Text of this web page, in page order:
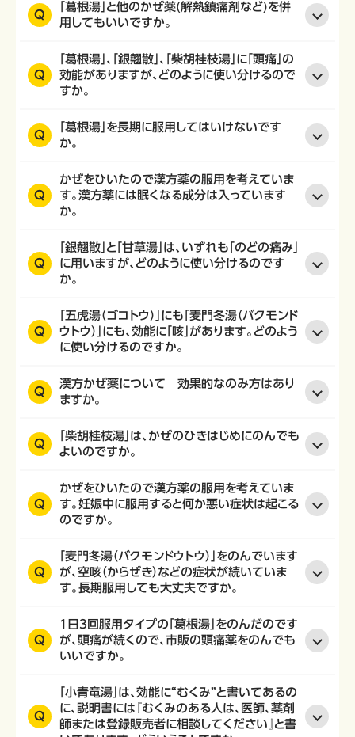
Q
「葛根湯」と他のかぜ薬(解熱鎮痛剤など)を併
用してもいいですか。
Q
「葛根湯」、「銀翹散」、「柴胡桂枝湯」に「頭痛」の
効能がありますが、どのように使い分けるので
すか。
Q
「葛根湯」を長期に服用してはいけないです
か。
Q
かぜをひいたので漢方薬の服用を考えていま
す。漢方薬には眠くなる成分は入っています
か。
Q
「銀翹散」と「甘草湯」は、いずれも「のどの痛み」
に用いますが、どのように使い分けるのです
か。
Q
「五虎湯（ゴコトウ）」にも「麦門冬湯（バクモンド
ウトウ）」にも、効能に「咳」があります。どのよう
に使い分けるのですか。
Q
漢方かぜ薬について 効果的なのみ方はあり
ますか。
Q
「柴胡桂枝湯」は、かぜのひきはじめにのんでも
よいのですか。
Q
かぜをひいたので漢方薬の服用を考えていま
す。妊娠中に服用すると何か悪い症状は起こる
のですか。
Q
「麦門冬湯（バクモンドウトウ）」をのんでいます
が、空咳（からぜき）などの症状が続いていま
す。長期服用しても大丈夫ですか。
Q
1日3回服用タイプの「葛根湯」をのんだのです
が、頭痛が続くので、市販の頭痛薬をのんでも
いいですか。
Q
「小青竜湯」は、効能に“むくみ”と書いてあるの
に、説明書には『むくみのある人は、医師、薬剤
師または登録販売者に相談してください』と書